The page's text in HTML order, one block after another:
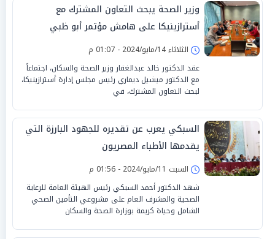
وزير الصحة يبحث التعاون المشترك مع
أسترازينيكا على هامش مؤتمر أبو ظبي
الثلاثاء 14/مايو/2024 - 01:07 م
عقد الدكتور خالد عبدالغفار وزير الصحة والسكان، اجتماعاً
مع الدكتور ميشيل ديماري رئيس مجلس إدارة أسترازينيكا،
لبحث التعاون المشترك، في
السبكي يعرب عن تقديره للجهود البارزة التي
يقدمها الأطباء المصريون
السبت 11/مايو/2024 - 01:56 م
شهد الدكتور أحمد السبكي رئيس الهيئة العامة للرعاية
الصحية والمشرف العام على مشروعي التأمين الصحي
الشامل وحياة كريمة بوزارة الصحة والسكان